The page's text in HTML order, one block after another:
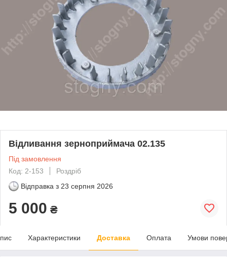
Відливання зерноприймача 02.135
Під замовлення
Код: 2-153
Роздріб
Відправка з 23 серпня 2026
5 000 ₴
Характеристики Доставка Оплата Умови